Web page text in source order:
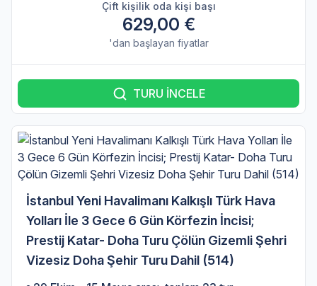
Çift kişilik oda kişi başı
629,00 €
'dan başlayan fiyatlar
TURU İNCELE
İstanbul Yeni Havalimanı Kalkışlı Türk Hava
Yolları İle 3 Gece 6 Gün Körfezin İncisi;
Prestij Katar- Doha Turu Çölün Gizemli Şehri
Vizesiz Doha Şehir Turu Dahil (514)